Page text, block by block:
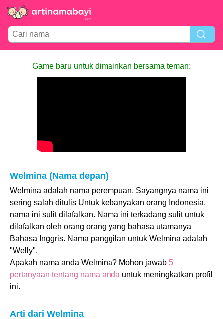
Game baru untuk dimainkan bersama teman:
Welmina (Nama depan)
Welmina adalah nama perempuan. Sayangnya nama ini
sering salah ditulis Untuk kebanyakan orang Indonesia,
nama ini sulit dilafalkan. Nama ini terkadang sulit untuk
dilafalkan oleh orang orang yang bahasa utamanya
Bahasa Inggris. Nama panggilan untuk Welmina adalah
"Welly".
Apakah nama anda Welmina? Mohon jawab 5
pertanyaan tentang nama anda untuk meningkatkan profil
ini.
Arti dari Welmina